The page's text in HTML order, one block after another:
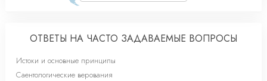
ОТВЕТЫ НА ЧАСТО ЗАДАВАЕМЫЕ ВОПРОСЫ
Истоки и основные принципы
Саентологические верования